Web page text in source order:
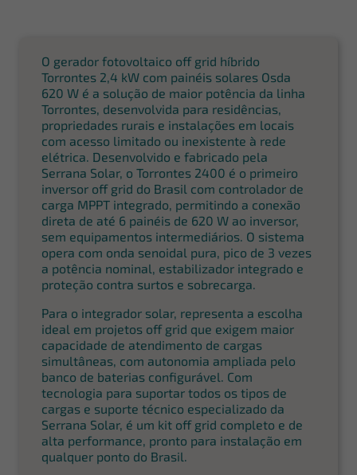
O gerador fotovoltaico off grid híbrido
Torrontes 2,4 kW com painéis solares Osda
620 W é a solução de maior potência da linha
Torrontes, desenvolvida para residências,
propriedades rurais e instalações em locais
com acesso limitado ou inexistente à rede
elétrica. Desenvolvido e fabricado pela
Serrana Solar, o Torrontes 2400 é o primeiro
inversor off grid do Brasil com controlador de
carga MPPT integrado, permitindo a conexão
direta de até 6 painéis de 620 W ao inversor,
sem equipamentos intermediários. O sistema
opera com onda senoidal pura, pico de 3 vezes
a potência nominal, estabilizador integrado e
proteção contra surtos e sobrecarga.
Para o integrador solar, representa a escolha
ideal em projetos off grid que exigem maior
capacidade de atendimento de cargas
simultâneas, com autonomia ampliada pelo
banco de baterias configurável. Com
tecnologia para suportar todos os tipos de
cargas e suporte técnico especializado da
Serrana Solar, é um kit off grid completo e de
alta performance, pronto para instalação em
qualquer ponto do Brasil.